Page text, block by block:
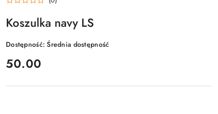
Koszulka navy LS
Dostępność:Średnia dostępność
cena:
50.00